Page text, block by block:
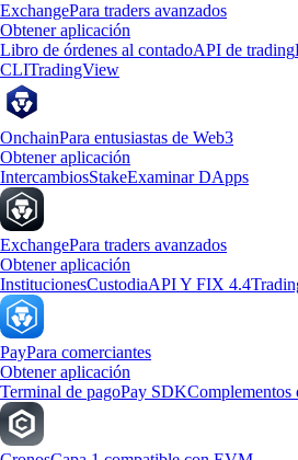
ExchangePara traders avanzados
Obtener aplicación
Libro de órdenes al contadoAPI de trading
CLITradingView
OnchainPara entusiastas de Web3
Obtener aplicación
IntercambiosStakeExaminar DApps
ExchangePara traders avanzados
Obtener aplicación
InstitucionesCustodiaAPI Y FIX 4.4
PayPara comerciantes
Obtener aplicación
Terminal de pagoPay SDKComplementos